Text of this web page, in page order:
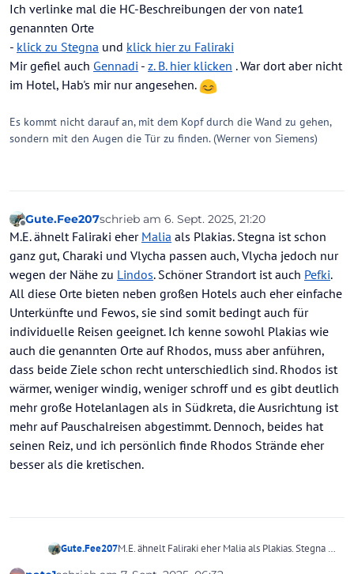
Ich verlinke mal die HC-Beschreibungen der von nate1
genannten Orte
- klick zu Stegna und klick hier zu Faliraki
Mir gefiel auch Gennadi - z. B. hier klicken . War dort aber nicht
im Hotel, Hab's mir nur angesehen.
Es kommt nicht darauf an, mit dem Kopf durch die Wand zu gehen,
sondern mit den Augen die Tür zu finden. (Werner von Siemens)
Offline
Gute.Fee207schrieb am 6. Sept. 2025, 21:20
zuletzt editiert von
M.E. ähnelt Faliraki eher Malia als Plakias. Stegna ist schon
ganz gut, Charaki und Vlycha passen auch, Vlycha jedoch nur
wegen der Nähe zu Lindos. Schöner Strandort ist auch Pefki.
All diese Orte bieten neben großen Hotels auch eher einfache
Unterkünfte und Fewos, sie sind somit bedingt auch für
individuelle Reisen geeignet. Ich kenne sowohl Plakias wie
auch die genannten Orte auf Rhodos, muss aber anführen,
dass beide Ziele schon recht unterschiedlich sind. Rhodos ist
wärmer, weniger windig, weniger schroff und es gibt deutlich
mehr große Hotelanlagen als in Südkreta, die Ausrichtung ist
mehr auf Pauschalreisen abgestimmt. Dennoch, beides hat
seinen Reiz, und ich persönlich finde Rhodos Strände eher
besser als die kretischen.
Gute.Fee207M.E. ähnelt Faliraki eher Malia als Plakias. Stegna ist